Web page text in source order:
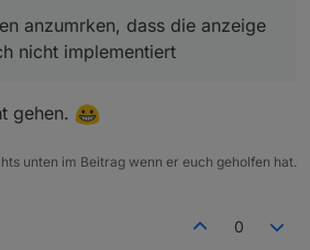
anzumrken, dass die anzeige
nicht implementiert
gehen.
unten im Beitrag wenn er euch geholfen hat.
0